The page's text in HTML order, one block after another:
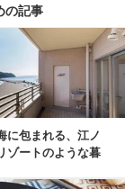
の記事
に包まれる、江ノ
ゾートのような暮